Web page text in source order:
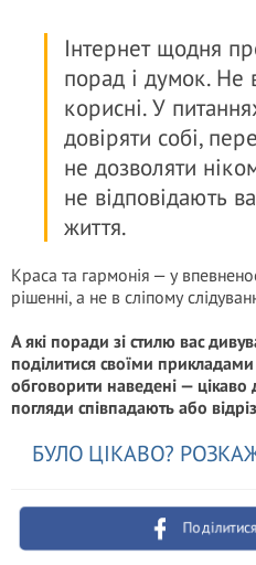
Інтернет щодня
порад і думок. Не
корисні. У
довіряти собі,
не дозволяти
не відповідають
життя.
Краса та гармонія — у
рішенні, а не в сліпому
А які поради зі стилю вас
поділитися своїми
обговорити наведені — цікаво
погляди співпадають або
БУЛО ЦІКАВО?